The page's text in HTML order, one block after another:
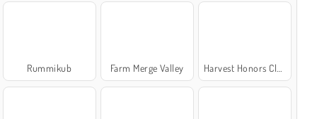
Rummikub Farm Merge Valley